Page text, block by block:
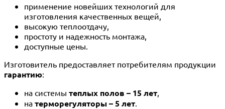
применение новейших технологий для
изготовления качественных вещей,
высокую теплоотдачу,
простоту и надежность монтажа,
доступные цены.
Изготовитель предоставляет потребителям продукции
гарантию:
на системы теплых полов – 15 лет
на терморегуляторы – 5 лет